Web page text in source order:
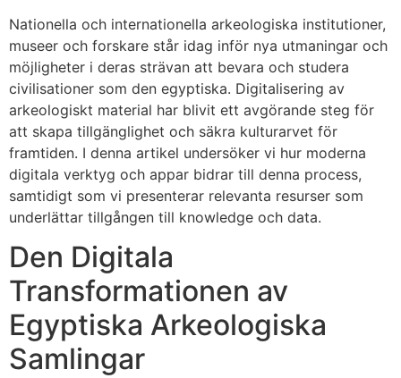
Nationella och internationella arkeologiska institutioner,
museer och forskare står idag inför nya utmaningar och
möjligheter i deras strävan att bevara och studera
civilisationer som den egyptiska. Digitalisering av
arkeologiskt material har blivit ett avgörande steg för
att skapa tillgänglighet och säkra kulturarvet för
framtiden. I denna artikel undersöker vi hur moderna
digitala verktyg och appar bidrar till denna process,
samtidigt som vi presenterar relevanta resurser som
underlättar tillgången till knowledge och data.
Den Digitala
Transformationen av
Egyptiska Arkeologiska
Samlingar